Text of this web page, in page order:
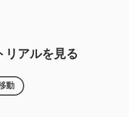
リアルを見る
動